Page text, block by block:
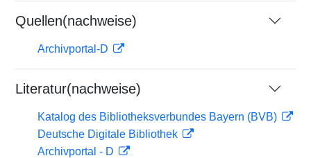
Quellen(nachweise)
Archivportal-D
Literatur(nachweise)
Katalog des Bibliotheksverbundes Bayern (BVB)
Deutsche Digitale Bibliothek
Archivportal - D